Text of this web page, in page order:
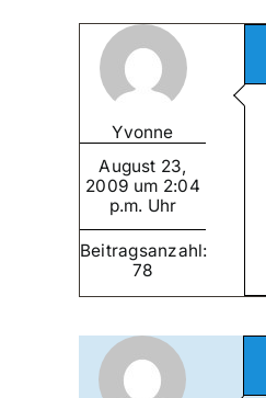
Yvonne
August 23,
2009 um 2:04
p.m. Uhr
Beitragsanzahl:
78